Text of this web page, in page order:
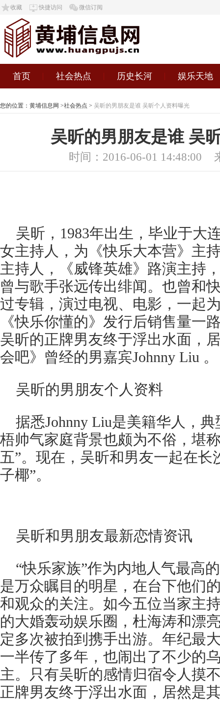
收藏 快捷访问 微信订阅
首页 社会热点 历史长河 娱乐天地
您的位置： 黄埔信息网 >社会热点 > 吴昕的男朋友是谁 吴昕个人资料曝光
吴昕的男朋友是谁 吴
时间：2016-06-01 14:48:00
吴昕，1983年出生，毕业于大
女主持人，为《快乐大本营》主
主持人，《威锋英雄》路演主持
曾与歌手张远传出绯闻。也曾和
过专辑，演过电视、电影，一起
《快乐你懂的》发行后销售量一
吴昕的正牌男友终于浮出水面，
会吧》曾经的男嘉宾Johnny Liu 。
吴昕的男朋友个人资料
据悉Johnny Liu是美籍华人，
梧帅气家庭背景也颇为不俗，堪
五”。现在，吴昕和男友一起在长
子椰”。
吴昕和男朋友最新恋情资讯
“快乐家族”作为内地人气最高
是万众瞩目的明星，在台下他们
和观众的关注。如今五位当家主
的大婚轰动娱乐圈，杜海涛和漂
定多次被拍到携手出游。年纪最
一半传了多年，也闹出了不少的
主。只有吴昕的感情归宿令人摸
正牌男友终于浮出水面，居然是